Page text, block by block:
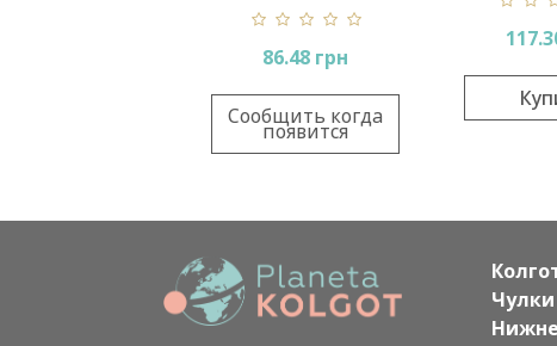
86.48 грн
Сообщить когда
появится
Чулки